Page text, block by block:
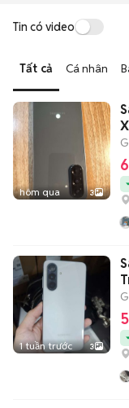
tin đăng.
địa điểm giao
Tin có video
Tất cả Cá nhân
hôm qua 3
1 tuần trước 3